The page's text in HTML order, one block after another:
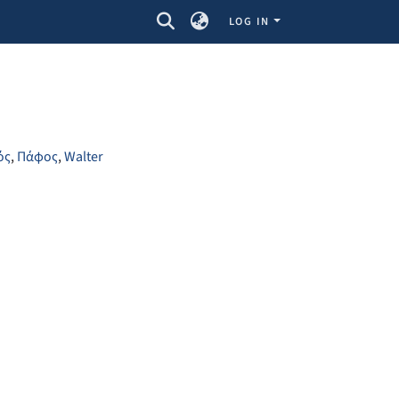
LOG IN
,Πάφος,Walter